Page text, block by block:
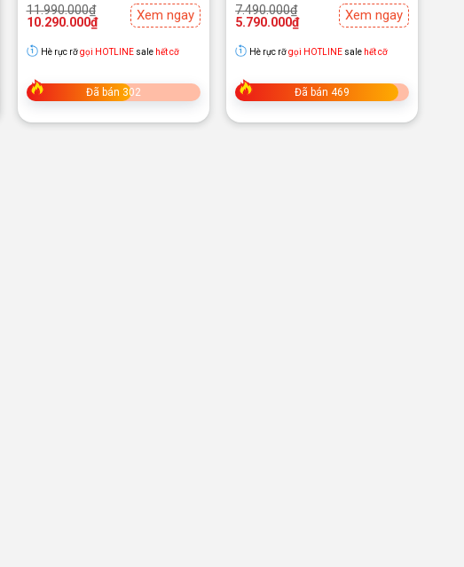
11.990.000₫
Giá
gốc
11.990.000₫.
10.290.000₫
Giá
hiện
là:
10.290.000₫.
Xem ngay
Hè rực rỡgọi HOTLINEsale hết cỡ
Đã bán 302
7.490.000₫
Giá
gốc
7.490.000₫.
5.790.000₫
Giá
hiện
là:
5.790.000₫.
Xem ngay
Hè rực rỡgọi HOTLINE sale hết cỡ
Đã bán 469